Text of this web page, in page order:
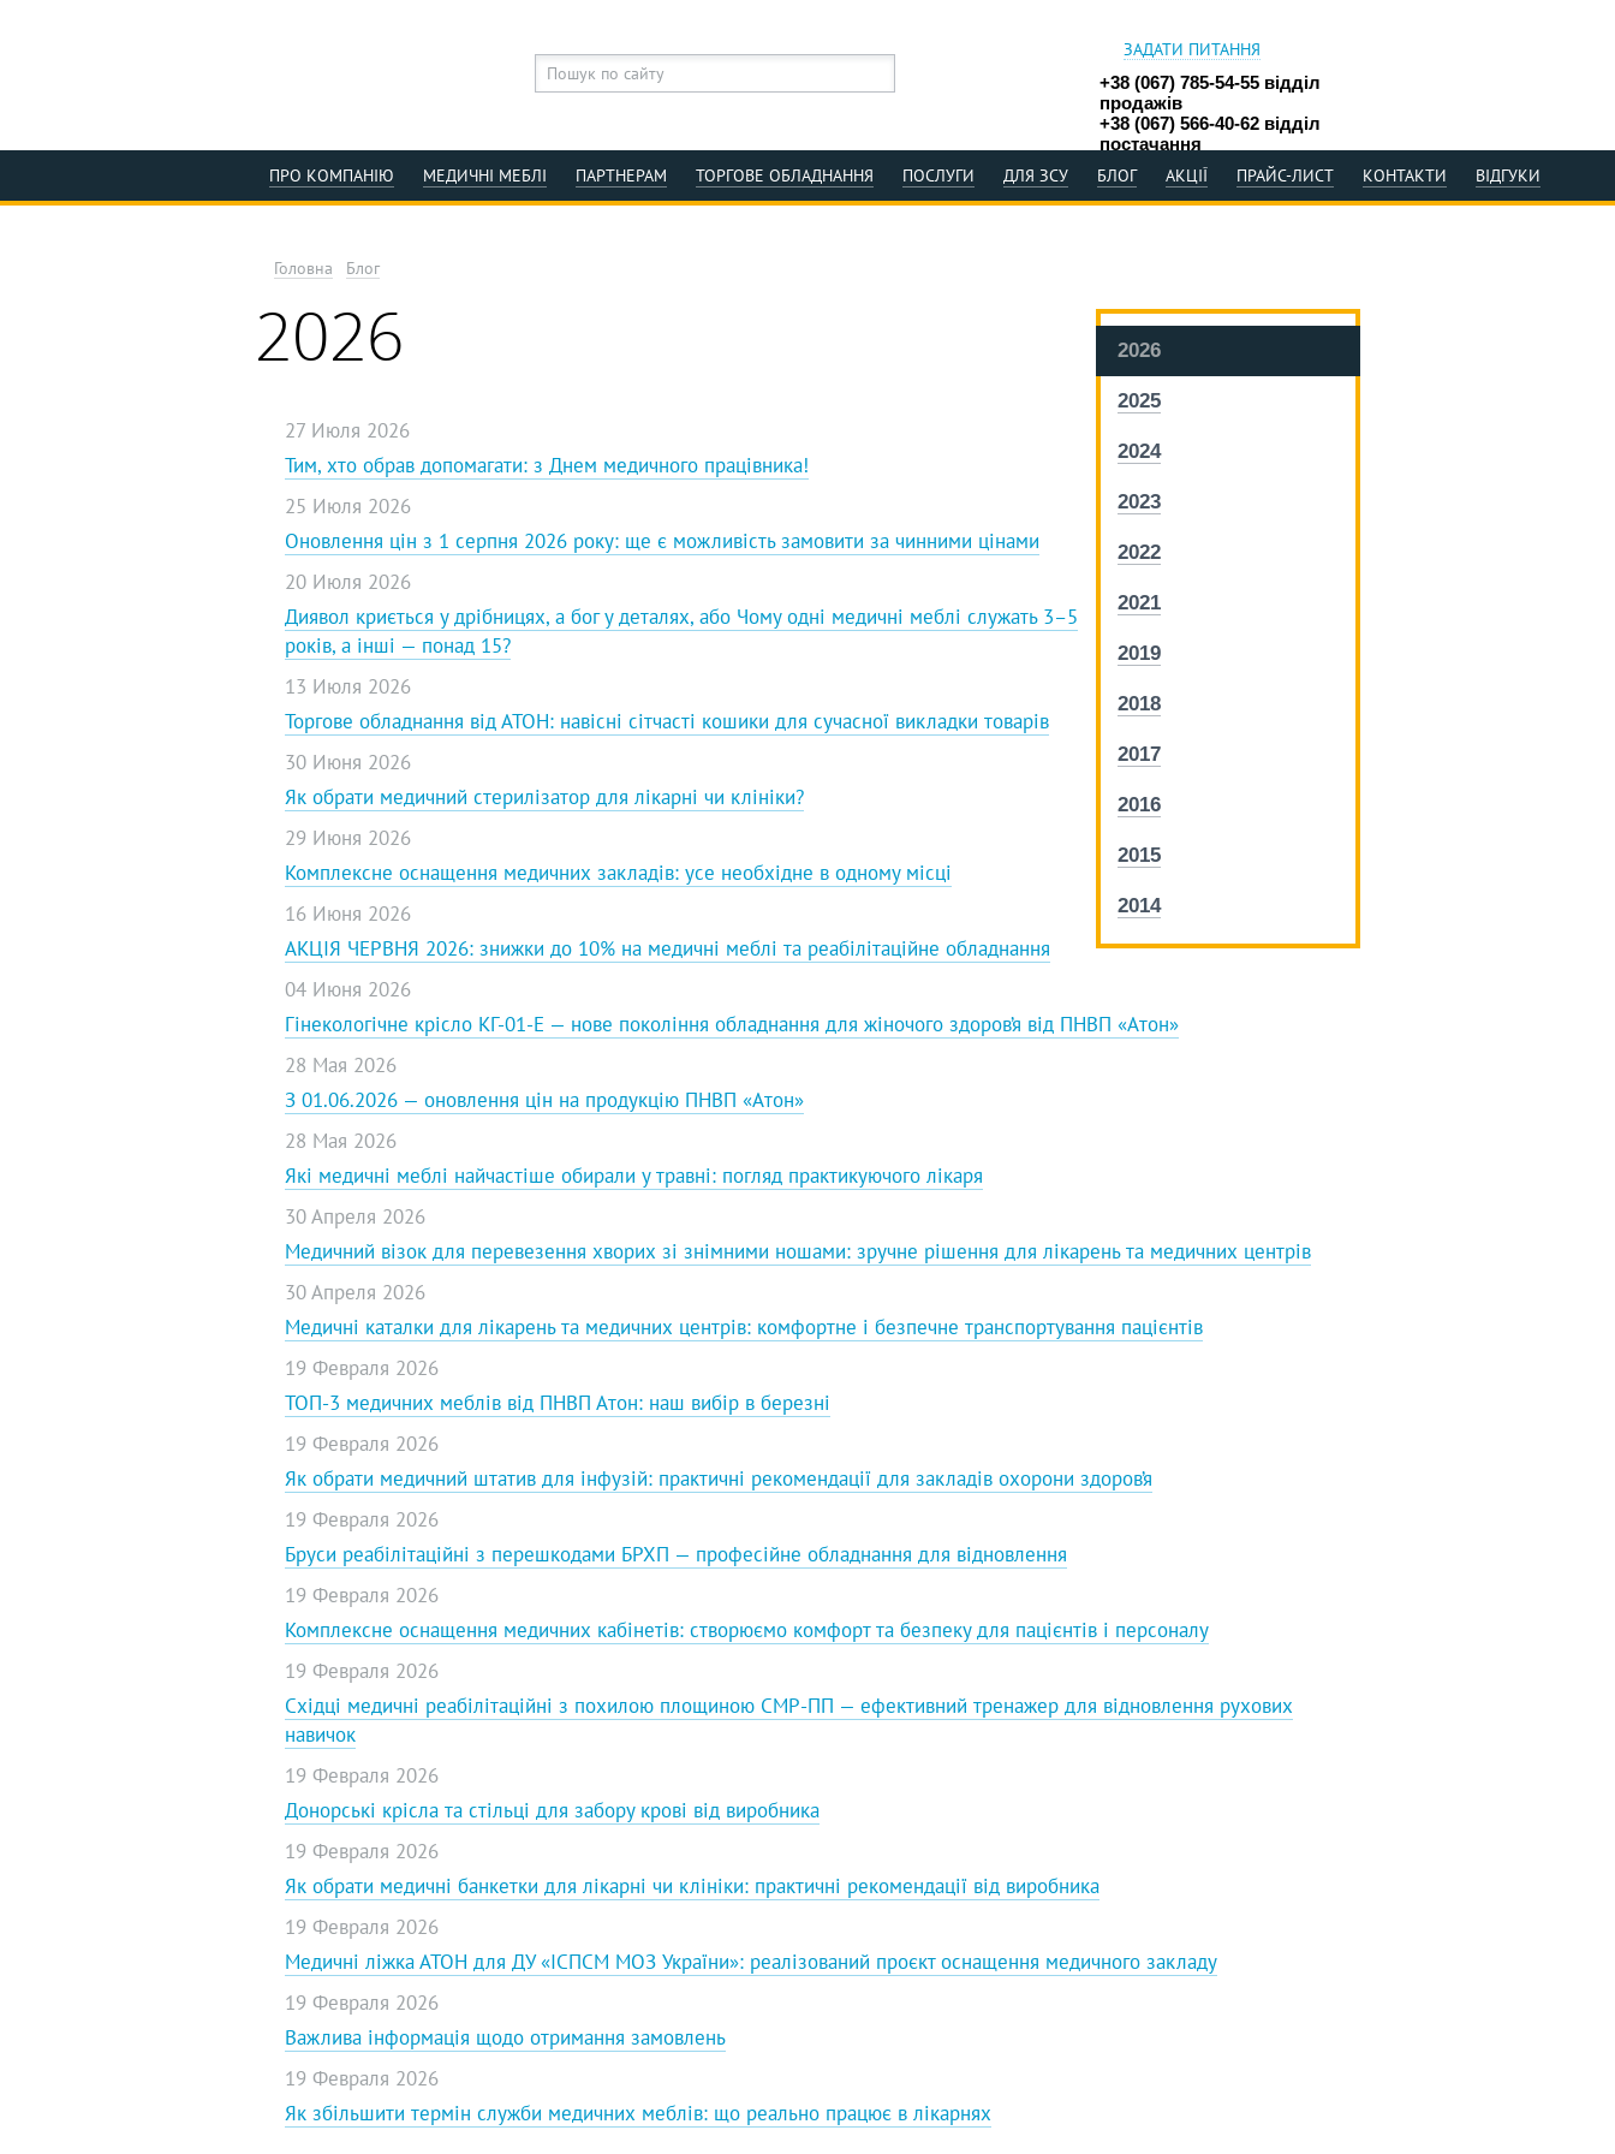
ЗАДАТИ ПИТАННЯ
+38 (067) 785-54-55 відділ
продажів
+38 (067) 566-40-62 відділ
постачання
ПРО КОМПАНІЮ МЕДИЧНІ МЕБЛІ ПАРТНЕРАМ ТОРГОВЕ ОБЛАДНАННЯ ПОСЛУГИ ДЛЯ ЗСУ БЛОГ АКЦІЇ ПРАЙС-ЛИСТ КОНТАКТИ ВІДГУКИ
Головна Блог
2026
2025
2024
2023
2022
2021
2019
2018
2017
2016
2015
2014
2026
27 Июля 2026
Тим, хто обрав допомагати: з Днем медичного працівника!
25 Июля 2026
Оновлення цін з 1 серпня 2026 року: ще є можливість замовити за чинними цінами
20 Июля 2026
Диявол криється у дрібницях, а бог у деталях, або Чому одні медичні меблі служать 3–5
років, а інші — понад 15?
13 Июля 2026
Торгове обладнання від АТОН: навісні сітчасті кошики для сучасної викладки товарів
30 Июня 2026
Як обрати медичний стерилізатор для лікарні чи клініки?
29 Июня 2026
Комплексне оснащення медичних закладів: усе необхідне в одному місці
16 Июня 2026
АКЦІЯ ЧЕРВНЯ 2026: знижки до 10% на медичні меблі та реабілітаційне обладнання
04 Июня 2026
Гінекологічне крісло КГ-01-Е — нове покоління обладнання для жіночого здоров’я від ПНВП «Атон»
28 Мая 2026
З 01.06.2026 — оновлення цін на продукцію ПНВП «Атон»
28 Мая 2026
Які медичні меблі найчастіше обирали у травні: погляд практикуючого лікаря
30 Апреля 2026
Медичний візок для перевезення хворих зі знімними ношами: зручне рішення для лікарень та медичних центрів
30 Апреля 2026
Медичні каталки для лікарень та медичних центрів: комфортне і безпечне транспортування пацієнтів
19 Февраля 2026
ТОП-3 медичних меблів від ПНВП Атон: наш вибір в березні
19 Февраля 2026
Як обрати медичний штатив для інфузій: практичні рекомендації для закладів охорони здоров’я
19 Февраля 2026
Бруси реабілітаційні з перешкодами БРХП — професійне обладнання для відновлення
19 Февраля 2026
Комплексне оснащення медичних кабінетів: створюємо комфорт та безпеку для пацієнтів і персоналу
19 Февраля 2026
Східці медичні реабілітаційні з похилою площиною СМР-ПП — ефективний тренажер для відновлення рухових
навичок
19 Февраля 2026
Донорські крісла та стільці для забору крові від виробника
19 Февраля 2026
Як обрати медичні банкетки для лікарні чи клініки: практичні рекомендації від виробника
19 Февраля 2026
Медичні ліжка АТОН для ДУ «ІСПСМ МОЗ України»: реалізований проєкт оснащення медичного закладу
19 Февраля 2026
Важлива інформація щодо отримання замовлень
19 Февраля 2026
Як збільшити термін служби медичних меблів: що реально працює в лікарнях